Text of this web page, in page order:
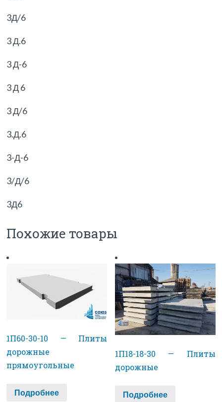
3Д/6
3 Д.6
3 Д-6
3 Д 6
3 Д/6
3.Д.6
3-Д-6
3/Д/6
3Д6
Похожие товары
1П60-30-10 — Плиты
дорожные
прямоугольные
Подробнее
1П18-18-30 — Плиты
дорожные
Подробнее